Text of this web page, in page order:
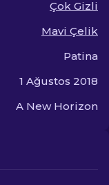
Çok Gizli
Mavi Çelik
Patina
1 Ağustos 2018
A New Horizon